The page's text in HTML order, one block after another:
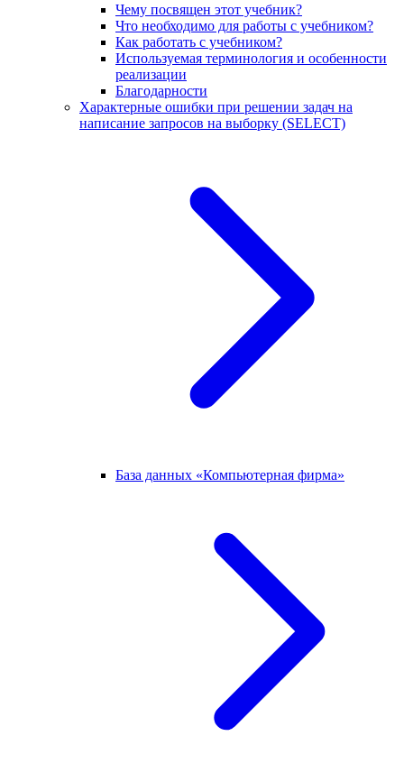
Чему посвящен этот учебник?
Что необходимо для работы с учебником?
Как работать с учебником?
Используемая терминология и особенности
реализации
Благодарности
Характерные ошибки при решении задач на
написание запросов на выборку (SELECT)
База данных «Компьютерная фирма»